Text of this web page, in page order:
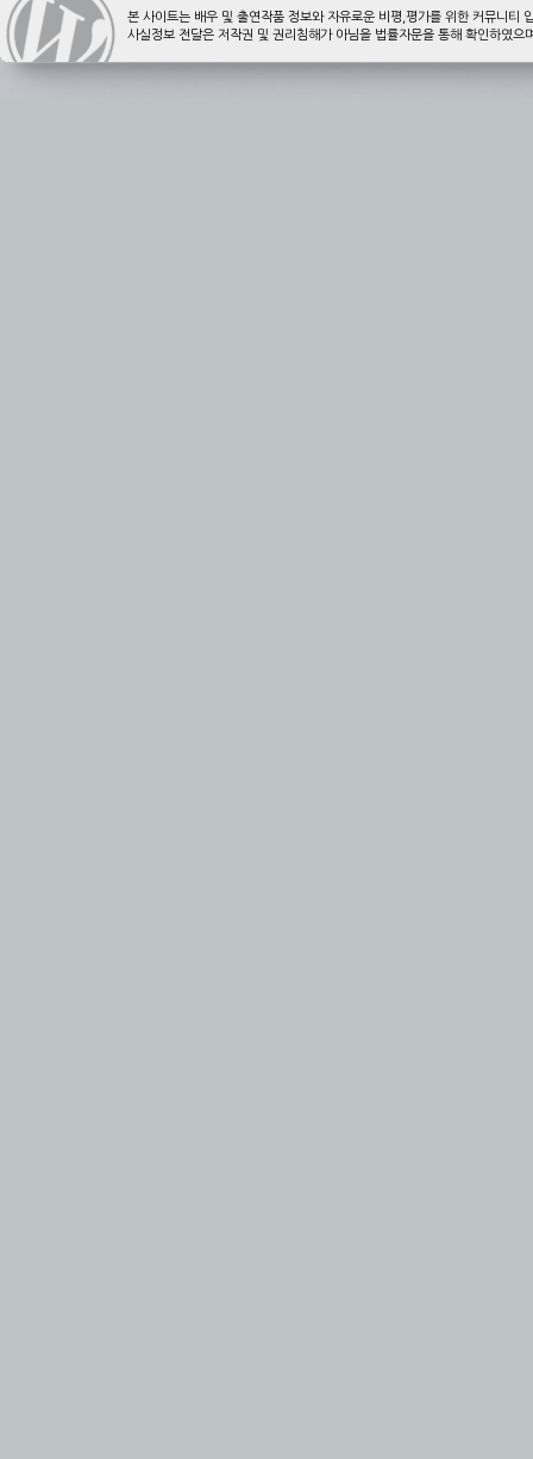
본 사이트는 배우 및 출연작품 정보와 자유로운 비평,평가를 위한 커뮤니티
사실정보 전달은 저작권 및 권리침해가 아님을 법률자문을 통해 확인하였으